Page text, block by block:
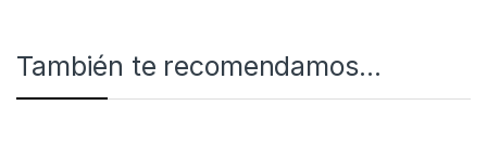
También te recomendamos…